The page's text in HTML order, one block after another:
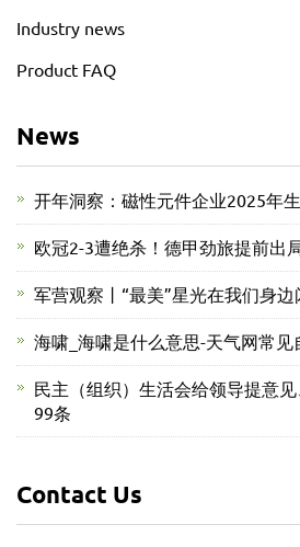
Industry news
Product FAQ
News
开年洞察：磁性元件企业2025年
欧冠2-3遭绝杀！德甲劲旅提前出
军营观察丨“最美”星光在我们身边
海啸_海啸是什么意思-天气网常见
民主（组织）生活会给领导提意
99条
Contact Us